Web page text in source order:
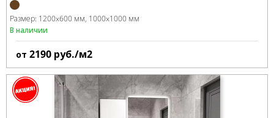
Размер: 1200x600 мм 1000x1000 мм
В наличии
от 2190 руб./м2